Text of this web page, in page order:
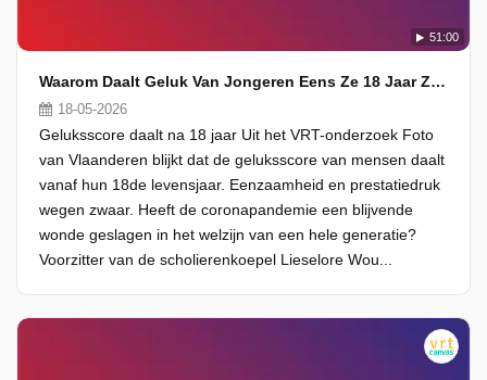
51:00
Waarom Daalt Geluk Van Jongeren Eens Ze 18 Jaar Zijn?
18-05-2026
Geluksscore daalt na 18 jaar Uit het VRT-onderzoek Foto
van Vlaanderen blijkt dat de geluksscore van mensen daalt
vanaf hun 18de levensjaar. Eenzaamheid en prestatiedruk
wegen zwaar. Heeft de coronapandemie een blijvende
wonde geslagen in het welzijn van een hele generatie?
Voorzitter van de scholierenkoepel Lieselore Wou...